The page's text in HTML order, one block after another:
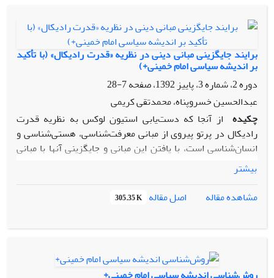
پرداختن به این مبانی در حیطه علم کلام می باشد.ویژگی بنیادی
این انقلاب و نظام و وجه تمایز آن نسبت به دیگر انقلاب ها،مکتبی و
اسلامی بودن آن و رهبری بی نظیر الهی اوست.
برایند جایگزینی مبانی دینی در نظریه «قدرت رادیکال» (با تأکید
بر اندیشه سیاسی امام خمینی+)
دوره 2، شماره 3، پاییز 1392، صفحه
7-28
عبدالحسین خسروپناه، محمدتقی کریمی
چکیده از آنجا که دست‌یابی استیون لوکس به نظریه قدرت
رادیکال در پرتو پیروی از مبانی معرفت‌شناسی، هستی‌شناسی و
انسان‌شناسی است، با یافتن این مبانی و جایگزینی آنها با مبانی
دینی، اصل نظریه نیز تغییر یافته و نظریه جدیدی مبتنی بر مبانی
دینی تولید خواهد شد. بر اساس مبانی دینی و به خصوص،
اندیشه‌های حضرت امام خمینی+، اجبار و زور و اینکه شخص یا
گروهی تلاش کند شهروندان را مجبور به پذیرش سیاست‌هایی
بیشتر
مشاهده مقاله
اصل مقاله 305.35 K